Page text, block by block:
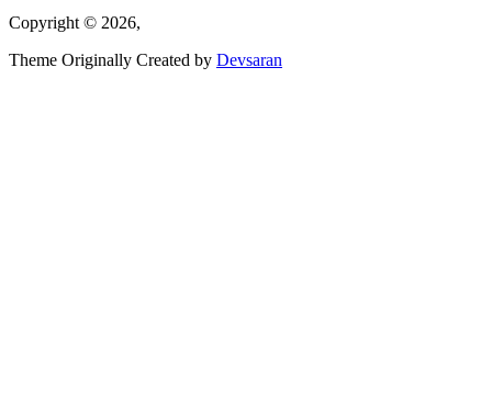
Copyright © 2026,
Theme Originally Created by Devsaran